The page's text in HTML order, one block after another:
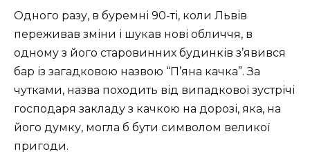
Одного разу, в буремні 90-ті, коли Львів
переживав зміни і шукав нові обличчя, в
одному з його старовинних будинків з’явився
бар із загадковою назвою “П’яна качка”. За
чутками, назва походить від випадкової зустрічі
господаря закладу з качкою на дорозі, яка, на
його думку, могла б бути символом великої
пригоди.